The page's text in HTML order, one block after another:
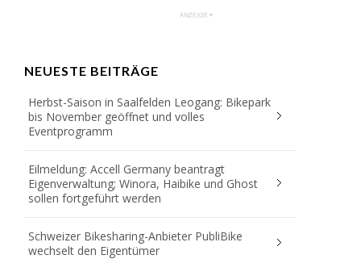
NEUESTE BEITRÄGE
Herbst-Saison in Saalfelden Leogang: Bikepark
bis November geöffnet und volles
Eventprogramm
Eilmeldung: Accell Germany beantragt
Eigenverwaltung; Winora, Haibike und Ghost
sollen fortgeführt werden
Schweizer Bikesharing-Anbieter PubliBike
wechselt den Eigentümer